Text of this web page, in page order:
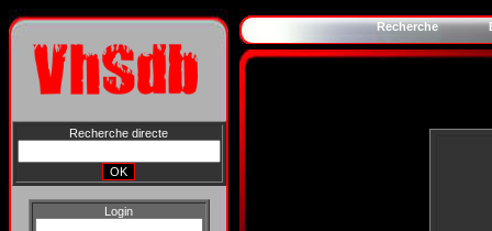
Recherche directe
Login
Recherche